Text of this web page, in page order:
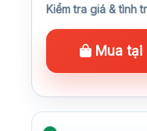
Kiểm tra giá & tình
Mua tại